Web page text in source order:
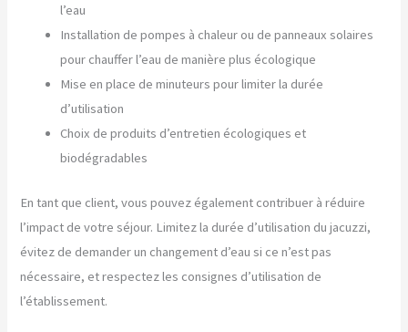
l’eau
Installation de pompes à chaleur ou de panneaux solaires
pour chauffer l’eau de manière plus écologique
Mise en place de minuteurs pour limiter la durée
d’utilisation
Choix de produits d’entretien écologiques et
biodégradables
En tant que client, vous pouvez également contribuer à réduire
l’impact de votre séjour. Limitez la durée d’utilisation du jacuzzi,
évitez de demander un changement d’eau si ce n’est pas
nécessaire, et respectez les consignes d’utilisation de
l’établissement.